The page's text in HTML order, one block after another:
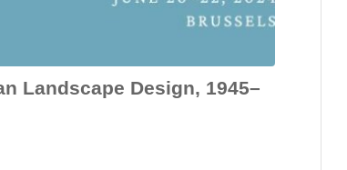
Landscape Design, 1945–